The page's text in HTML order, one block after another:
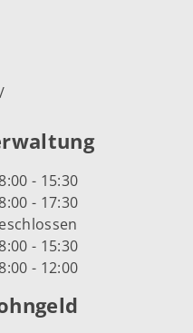
- 15:30
- 17:30
- 15:30
- 12:00